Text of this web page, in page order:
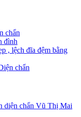
chẩn
đình
, lệch đĩa đệm bằng
chẩn
diện chẩn Vũ Thị Mai